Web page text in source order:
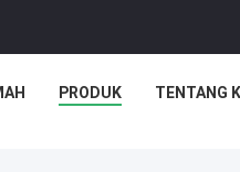
PRODUK TENTANG